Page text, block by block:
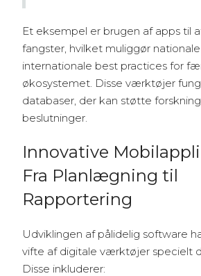
Et eksempel er brugen af apps til
fangster, hvilket muliggør
internationale best practices for
økosystemet. Disse værktøjer
databaser, der kan støtte
beslutninger.
Innovative
Fra Planlægning til
Rapportering
Udviklingen af pålidelig software
vifte af digitale værktøjer specielt
Disse inkluderer: